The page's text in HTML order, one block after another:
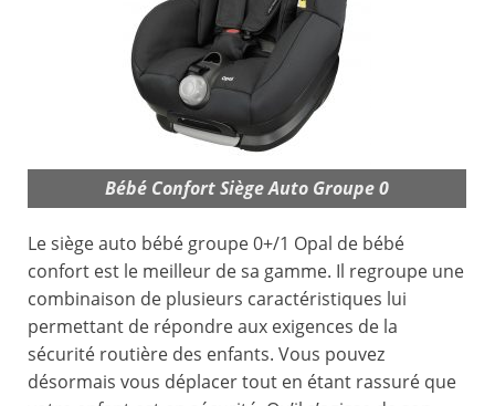
Bébé Confort Siège Auto Groupe 0
Le siège auto bébé groupe 0+/1 Opal de bébé
confort est le meilleur de sa gamme. Il regroupe une
combinaison de plusieurs caractéristiques lui
permettant de répondre aux exigences de la
sécurité routière des enfants. Vous pouvez
désormais vous déplacer tout en étant rassuré que